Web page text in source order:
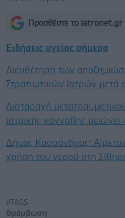
Προσθέστε το iatronet.gr
Ειδήσεις υγείας σήμερα
Διευθέτηση των
Στρατιωτικών Ιατρών μετά
Διαταραχή
ιατρικής κάνναβης μειώνει
Δήμος Κασσάνδρας:
χρήση του νερού στη
#TAGS
Θρόμβωση